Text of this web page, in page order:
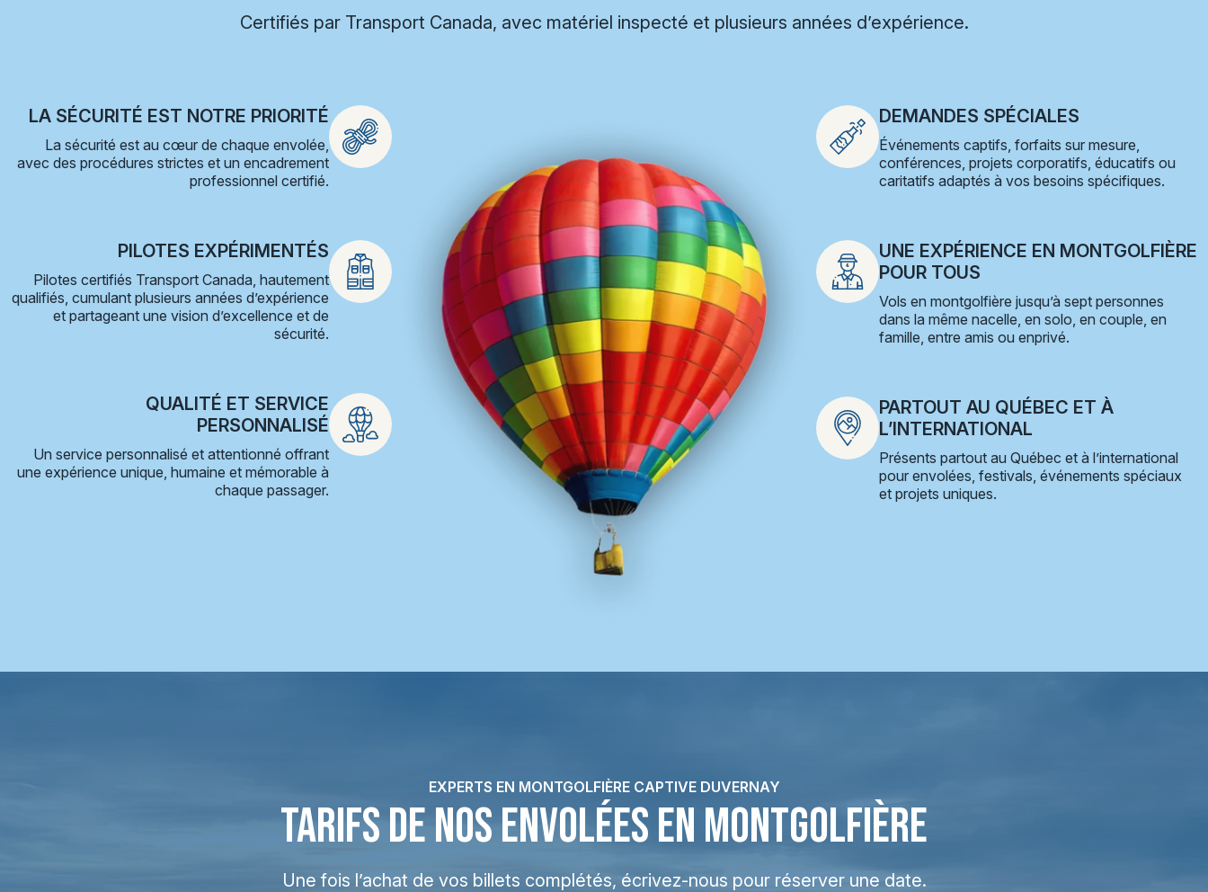
Certifiés par Transport Canada, avec matériel inspecté et plusieurs années d’expérience.
LA SÉCURITÉ EST NOTRE PRIORITÉ
La sécurité est au cœur de chaque envolée,
avec des procédures strictes et un encadrement
professionnel certifié.
PILOTES EXPÉRIMENTÉS
Pilotes certifiés Transport Canada, hautement
qualifiés, cumulant plusieurs années d’expérience
et partageant une vision d’excellence et de
sécurité.
QUALITÉ ET SERVICE
PERSONNALISÉ
Un service personnalisé et attentionné offrant
une expérience unique, humaine et mémorable à
chaque passager.
DEMANDES SPÉCIALES
Événements captifs, forfaits sur mesure,
conférences, projets corporatifs, éducatifs ou
caritatifs adaptés à vos besoins spécifiques.
UNE EXPÉRIENCE EN MONTGOLFIÈRE
POUR TOUS
Vols en montgolfière jusqu’à sept personnes
dans la même nacelle, en solo, en couple, en
famille, entre amis ou enprivé.
PARTOUT AU QUÉBEC ET À
L’INTERNATIONAL
Présents partout au Québec et à l’international
pour envolées, festivals, événements spéciaux
et projets uniques.
EXPERTS EN MONTGOLFIÈRE CAPTIVE DUVERNAY
TARIFS DE NOS ENVOLÉES EN MONTGOLFIÈRE
Une fois l’achat de vos billets complétés, écrivez-nous pour réserver une date.